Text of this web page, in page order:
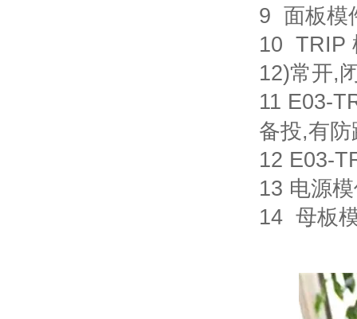
9 面板
10 TRIP
12)常开,
11 E03-
备投,有防
12 E03-
13 电源
14 母板